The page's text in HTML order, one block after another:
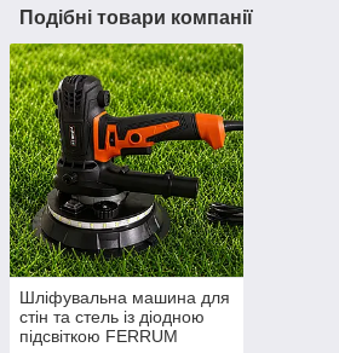
Подібні товари компанії
Шліфувальна машина для
стін та стель із діодною
підсвіткою FERRUM